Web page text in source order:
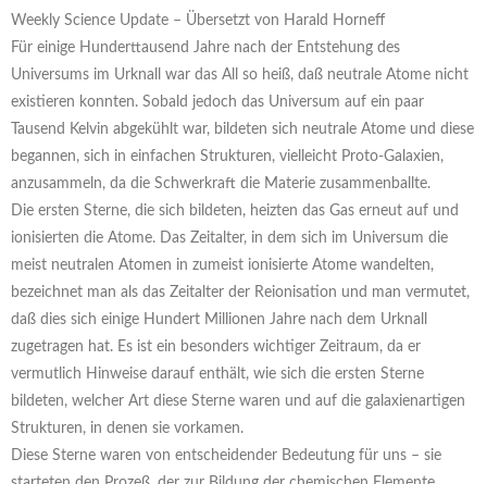
Galerie
Anfahrt
Kontakt
Weekly Science Update – Übersetzt von Harald Horneff
Für einige Hunderttausend Jahre nach der Entstehung des
Universums im Urknall war das All so heiß, daß neutrale Atome nicht
existieren konnten. Sobald jedoch das Universum auf ein paar
Tausend Kelvin abgekühlt war, bildeten sich neutrale Atome und diese
begannen, sich in einfachen Strukturen, vielleicht Proto-Galaxien,
anzusammeln, da die Schwerkraft die Materie zusammenballte.
Die ersten Sterne, die sich bildeten, heizten das Gas erneut auf und
ionisierten die Atome. Das Zeitalter, in dem sich im Universum die
meist neutralen Atomen in zumeist ionisierte Atome wandelten,
bezeichnet man als das Zeitalter der Reionisation und man vermutet,
daß dies sich einige Hundert Millionen Jahre nach dem Urknall
zugetragen hat. Es ist ein besonders wichtiger Zeitraum, da er
vermutlich Hinweise darauf enthält, wie sich die ersten Sterne
bildeten, welcher Art diese Sterne waren und auf die galaxienartigen
Strukturen, in denen sie vorkamen.
Diese Sterne waren von entscheidender Bedeutung für uns – sie